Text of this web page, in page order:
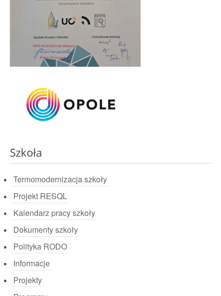
Szkoła
Termomodernizacja szkoły
Projekt RESQL
Kalendarz pracy szkoły
Dokumenty szkoły
Polityka RODO
Informacje
Projekty